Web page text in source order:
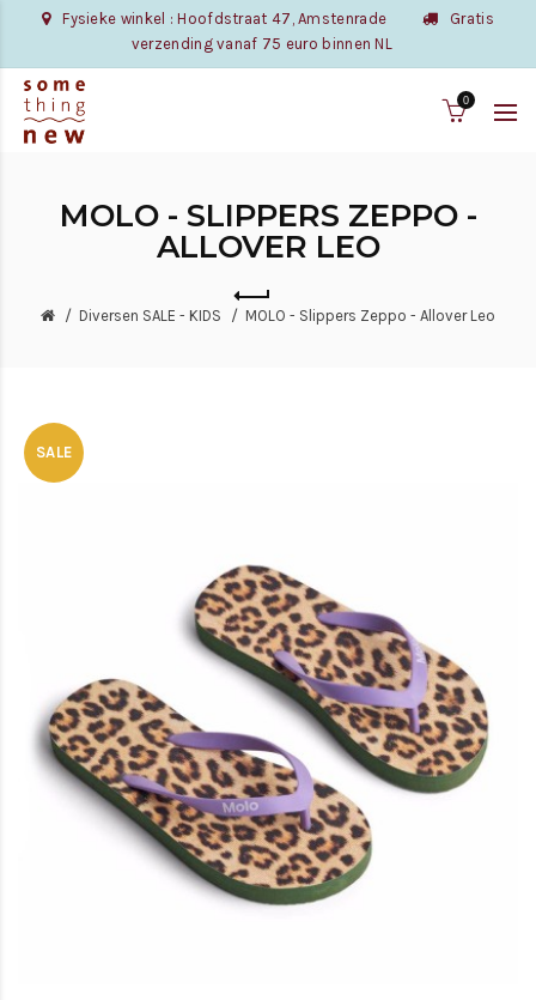
Fysieke winkel : Hoofdstraat 47, Amstenrade
Gratis
verzending vanaf 75 euro binnen NL
0
MOLO - SLIPPERS ZEPPO -
ALLOVER LEO
Diversen SALE - KIDS MOLO - Slippers Zeppo - Allover Leo
SALE